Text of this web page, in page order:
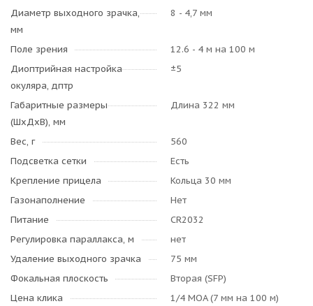
Диаметр выходного зрачка,
мм
8 - 4,7 мм
Поле зрения
12.6 - 4 м на 100 м
Диоптрийная настройка
окуляра, дптр
±5
Габаритные размеры
(ШхДхВ), мм
Длина 322 мм
Вес, г
560
Подсветка сетки
Есть
Крепление прицела
Кольца 30 мм
Газонаполнение
Нет
Питание
CR2032
Регулировка параллакса, м
нет
Удаление выходного зрачка
75 мм
Фокальная плоскость
Вторая (SFP)
Цена клика
1/4 MOA (7 мм на 100 м)